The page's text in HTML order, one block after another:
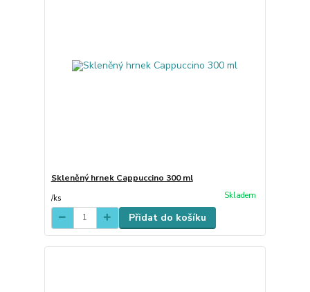
Skleněný hrnek Cappuccino 300 ml
/ks Skladem
Přidat do košíku